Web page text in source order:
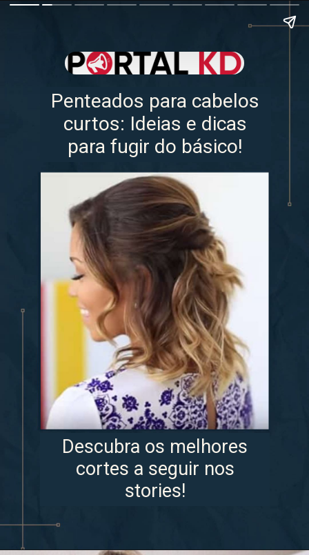
Descubra os melhores
cortes a seguir nos
stories!
Penteados para cabelos
curtos: Ideias e dicas
para fugir do básico!